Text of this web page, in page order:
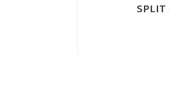
SPLIT